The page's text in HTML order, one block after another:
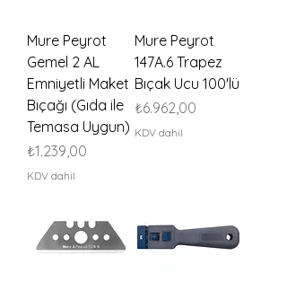
Mure Peyrot
Gemel 2 AL
Emniyetli Maket
Bıçağı (Gıda ile
Temasa Uygun)
Fiyat
₺1.239,00
KDV dahil
Mure Peyrot
147A.6 Trapez
Bıçak Ucu 100'lü
Fiyat
₺6.962,00
KDV dahil